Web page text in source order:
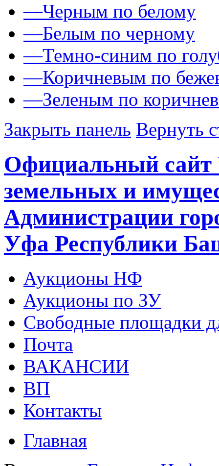
—Черным по белому
—Белым по черному
—Темно-синим по
—Коричневым по
—Зеленым по
Закрыть панель Вернуть
Официальный сайт
земельных и
Администрации
Уфа Республики
Аукционы НФ
Аукционы по ЗУ
Свободные площадки
Почта
ВАКАНСИИ
ВП
Контакты
Главная